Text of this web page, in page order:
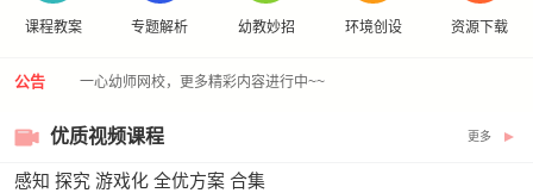
课程教案 专题解析 幼教妙招 环境创设 资源下载
公告 一心幼师网校，更多精彩内容进行中~~
优质视频课程 更多
感知 探究 游戏化 全优方案 合集